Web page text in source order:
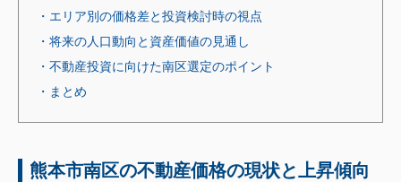
・エリア別の価格差と投資検討時の視点
・将来の人口動向と資産価値の見通し
・不動産投資に向けた南区選定のポイント
・まとめ
熊本市南区の不動産価格の現状と上昇傾向